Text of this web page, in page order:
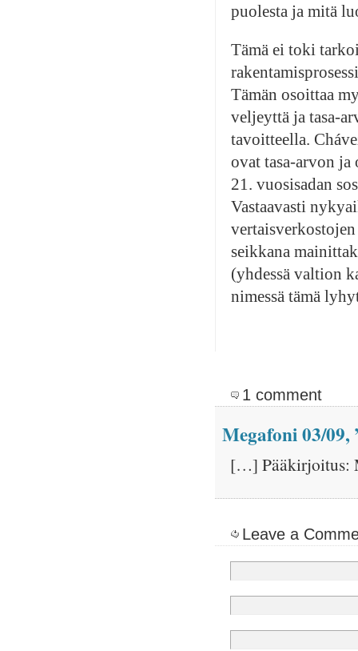
puolesta ja mitä
Tämä ei toki
Tämän osoittaa
veljeyttä ja tasa-
tavoitteella.
ovat tasa-arvon
21. vuosisadan
Vastaavasti
seikkana
(yhdessä valtion
nimessä tämä
1 comment
Megafoni 03/
[…] Pääkirjoitus:
Leave a